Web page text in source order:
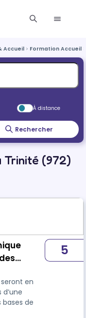
Accueil Formation Accueil
À distance
Rechercher
Trinité (972)
en
de
5